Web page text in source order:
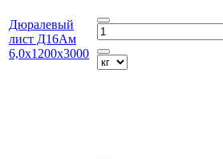
Дюралевый
лист Д16Ам
6,0х1200х3000